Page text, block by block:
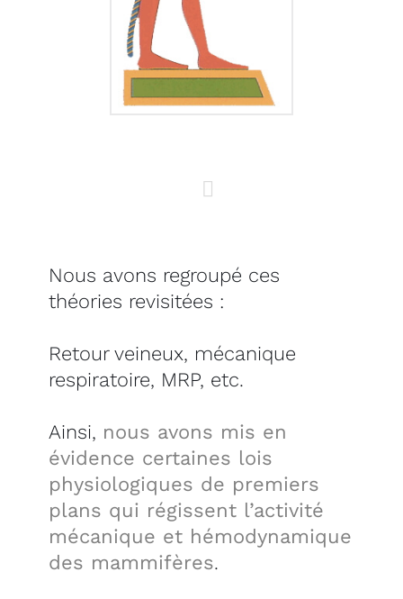
Nous avons regroupé ces
théories revisitées :
Retour veineux, mécanique
respiratoire, MRP, etc.
Ainsi, nous avons mis en
évidence certaines lois
physiologiques de premiers
plans qui régissent l’activité
mécanique et hémodynamique
des mammifères.